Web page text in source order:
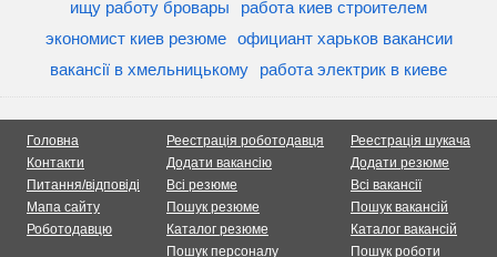
ищу работу бровары
работа киев строителем
экономист киев резюме
официант харьков вакансии
вакансії в хмельницькому
работа электрик в киеве
Головна
Контакти
Питання/відповіді
Мапа сайту
Роботодавцю
Реестрація роботодавця
Додати вакансію
Всі резюме
Пошук резюме
Каталог резюме
Пошук персоналу
Реестрація шукача
Додати резюме
Всі вакансії
Пошук вакансій
Каталог вакансій
Пошук роботи